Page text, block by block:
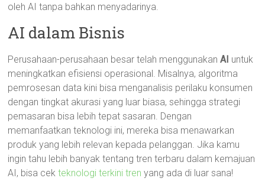
oleh AI tanpa bahkan menyadarinya.
AI dalam Bisnis
Perusahaan-perusahaan besar telah menggunakanAI untuk
meningkatkan efisiensi operasional. Misalnya, algoritma
pemrosesan data kini bisa menganalisis perilaku konsumen
dengan tingkat akurasi yang luar biasa, sehingga strategi
pemasaran bisa lebih tepat sasaran. Dengan
memanfaatkan teknologi ini, mereka bisa menawarkan
produk yang lebih relevan kepada pelanggan. Jika kamu
ingin tahu lebih banyak tentang tren terbaru dalam kemajuan
AI, bisa cekteknologi terkini tren yang ada di luar sana!